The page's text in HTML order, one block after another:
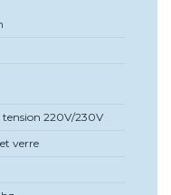
tension 220V/230V
verre